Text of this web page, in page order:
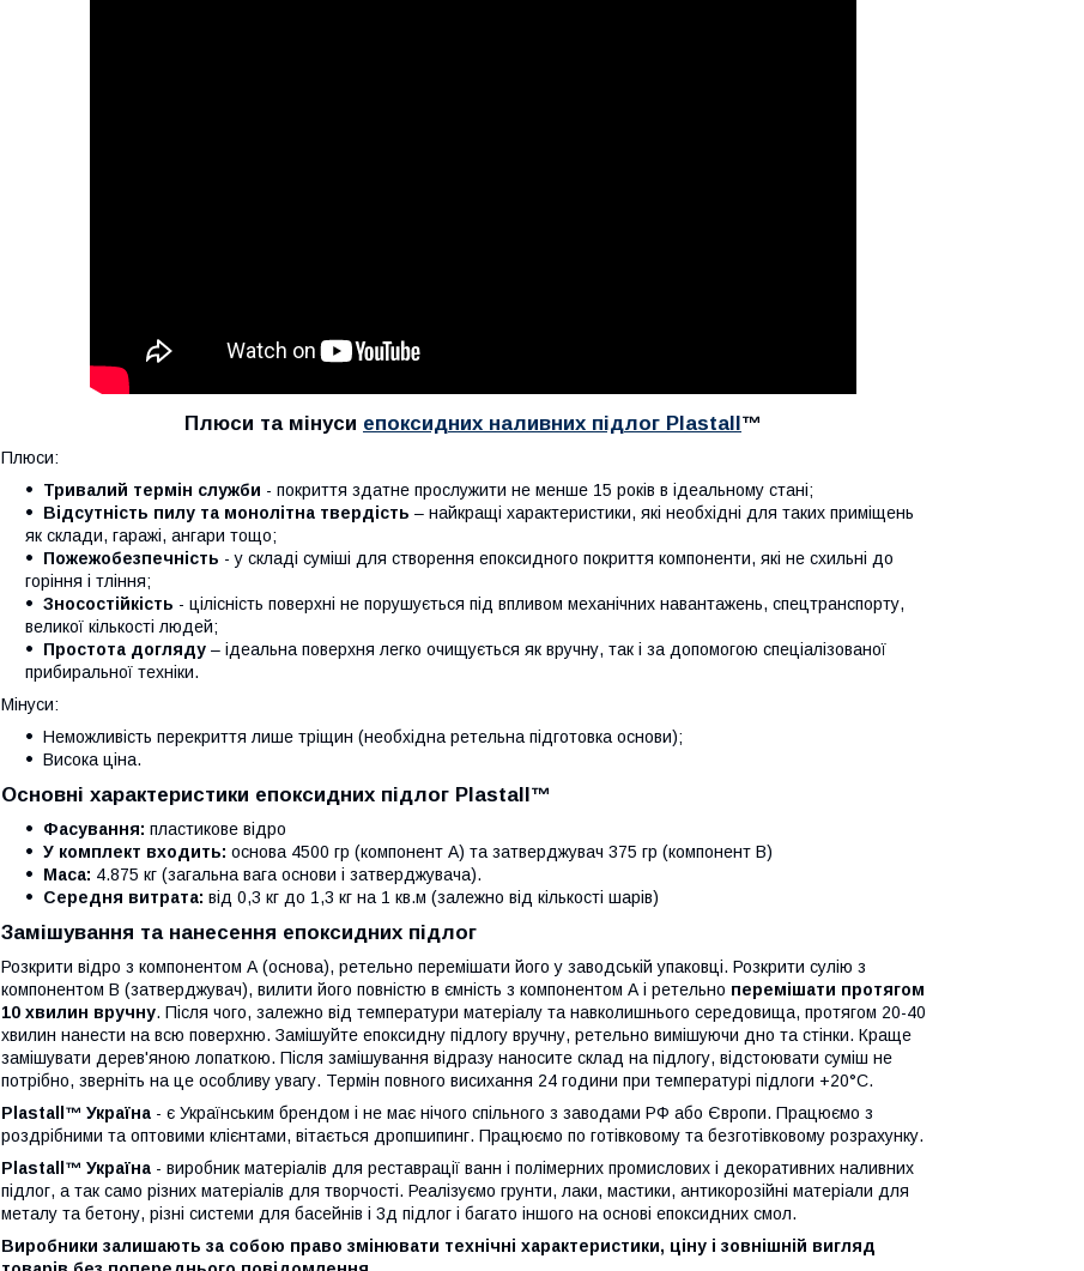
Плюси та мінуси епоксидних наливних підлог Plastall™
Плюси:
Тривалий термін служби - покриття здатне прослужити не менше 15 років в ідеальному стані;
Відсутність пилу та монолітна твердість – найкращі характеристики, які необхідні для таких приміщень
як склади, гаражі, ангари тощо;
Пожежобезпечність - у складі суміші для створення епоксидного покриття компоненти, які не схильні до
горіння і тління;
Зносостійкість - цілісність поверхні не порушується під впливом механічних навантажень, спецтранспорту,
великої кількості людей;
Простота догляду – ідеальна поверхня легко очищується як вручну, так і за допомогою спеціалізованої
прибиральної техніки.
Мінуси:
Неможливість перекриття лише тріщин (необхідна ретельна підготовка основи);
Висока ціна.
Основні характеристики епоксидних підлог Plastall™
Фасування: пластикове відро
У комплект входить: основа 4500 гр (компонент А) та затверджувач 375 гр (компонент В)
Маса: 4.875 кг (загальна вага основи і затверджувача).
Середня витрата: від 0,3 кг до 1,3 кг на 1 кв.м (залежно від кількості шарів)
Замішування та нанесення епоксидних підлог
Розкрити відро з компонентом А (основа), ретельно перемішати його у заводській упаковці. Розкрити сулію з
компонентом В (затверджувач), вилити його повністю в ємність з компонентом А і ретельно перемішати протягом
10 хвилин вручну. Після чого, залежно від температури матеріалу та навколишнього середовища, протягом 20-40
хвилин нанести на всю поверхню. Замішуйте епоксидну підлогу вручну, ретельно вимішуючи дно та стінки. Краще
замішувати дерев'яною лопаткою. Після замішування відразу наносите склад на підлогу, відстоювати суміш не
потрібно, зверніть на це особливу увагу. Термін повного висихання 24 години при температурі підлоги +20°С.
Plastall™ Україна - є Українським брендом і не має нічого спільного з заводами РФ або Європи. Працюємо з
роздрібними та оптовими клієнтами, вітається дропшипинг. Працюємо по готівковому та безготівковому розрахунку.
Plastall™ Україна - виробник матеріалів для реставрації ванн і полімерних промислових і декоративних наливних
підлог, а так само різних матеріалів для творчості. Реалізуємо грунти, лаки, мастики, антикорозійні матеріали для
металу та бетону, різні системи для басейнів і 3д підлог і багато іншого на основі епоксидних смол.
Виробники залишають за собою право змінювати технічні характеристики, ціну і зовнішній вигляд